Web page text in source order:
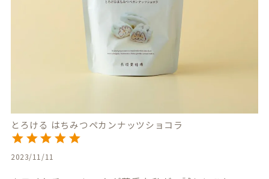
とろける はちみつペカンナッツショコラ
2023/11/11